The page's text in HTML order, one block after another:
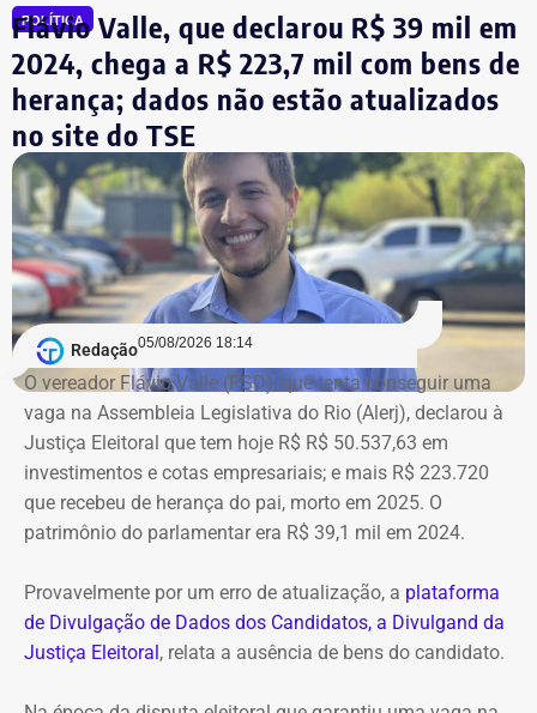
em bens, relativos a um apartamento.
Bens declarados por André Marinho (Novo) à Justiça Eleitoral — Foto:
Reprodução/Divulgacand
POLÍTICA
Flávio Valle, que declarou R$ 39 mil em
2024, chega a R$ 223,7 mil com bens de
herança; dados não estão atualizados
no site do TSE
Redação05/08/2026 18:14
O vereador Flávio Valle (PSD), que tenta conseguir uma
vaga na Assembleia Legislativa do Rio (Alerj), declarou à
Justiça Eleitoral que tem hoje R$ R$ 50.537,63 em
investimentos e cotas empresariais; e mais R$ 223.720
que recebeu de herança do pai, morto em 2025. O
patrimônio do parlamentar era R$ 39,1 mil em 2024.
Provavelmente por um erro de atualização, a plataforma
de Divulgação de Dados dos Candidatos, a Divulgand da
Justiça Eleitoral, relata a ausência de bens do candidato.